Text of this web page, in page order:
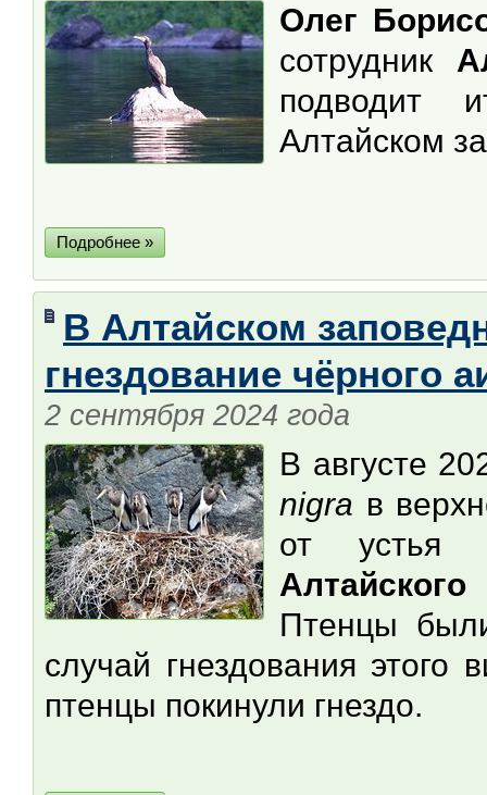
Олег
сотрудник
подводит
Алтайском
Подробнее »
В Алтайском
гнездование чёрного
2 сентября 2024 года
В августе
nigra в
от устья
Птенцы
случай гнездования
птенцы покинули гнездо.